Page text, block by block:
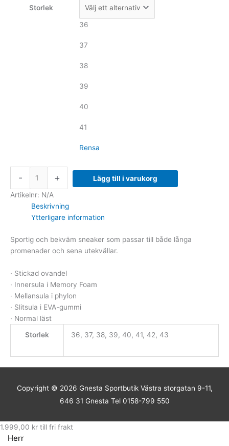
Storlek
36
37
38
39
40
41
Rensa
- + Lägg till i varukorg
Artikelnr: N/A
Beskrivning
Ytterligare information
Sportig och bekväm sneaker som passar till både långa
promenader och sena utekvällar.
· Stickad ovandel
· Innersula i Memory Foam
· Mellansula i phylon
· Slitsula i EVA-gummi
· Normal läst
Storlek
36, 37, 38, 39, 40, 41, 42, 43
Copyright © 2026 Gnesta SportbutikVästra storgatan 9-11,
646 31 Gnesta Tel 0158-799 550
1.999,00 kr till fri frakt
Herr